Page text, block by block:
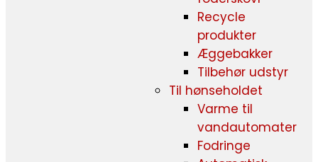
Recycle
produkter
Æggebakker
Tilbehør udstyr
Til hønseholdet
Varme til
vandautomater
Fodringe